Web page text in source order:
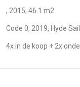
, 2015, 46.1 m2
Code 0, 2019, Hyde
4x in de koop + 2x